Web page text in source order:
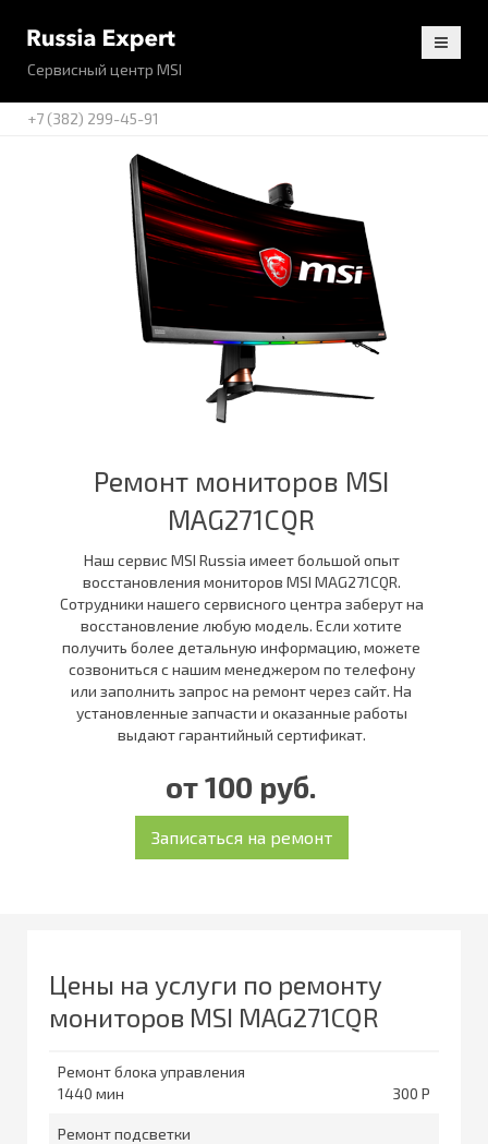
Сервисный центр MSI
+7 (382) 299-45-91
Ремонт мониторов MSI
MAG271CQR
Наш сервис MSI Russia имеет большой опыт
восстановления мониторов MSI MAG271CQR.
Сотрудники нашего сервисного центра заберут на
восстановление любую модель. Если хотите
получить более детальную информацию, можете
созвониться с нашим менеджером по телефону
или заполнить запрос на ремонт через сайт. На
установленные запчасти и оказанные работы
выдают гарантийный сертификат.
от 100 руб.
Цены на услуги по ремонту
мониторов MSI MAG271CQR
Ремонт блока управления
1440
300
Ремонт подсветки